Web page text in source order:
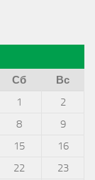
Сб
Вс
1
2
8
9
15
16
22
23